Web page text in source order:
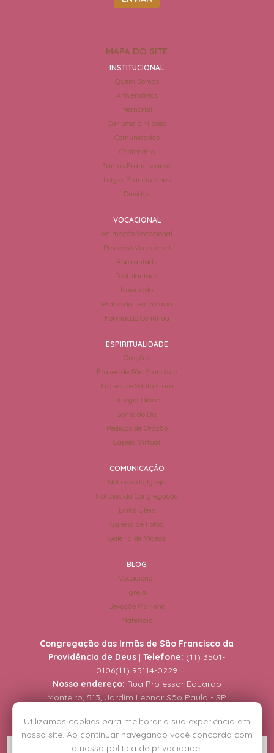
Utilizamos cookies para melhorar a sua experiência em
nosso site. Ao continuar navegando você concorda com
a nossa política de privacidade.
MAPA DO SITE
INSTITUCIONAL
Quem Somos
Aniversários
Memorial
Carisma e Missão
Comunidades
Centenário
Santos Franciscanos
Leigos Franciscanos
Dúvidas
VOCACIONAL
Animação Vocacional
Processo Vocacional
Aspirantado
Postulantado
Noviciado
Profissão Temporária
Formação Contínua
ESPIRITUALIDADE
Orações
Frases de São Francisco
Frases de Santa Clara
Liturgia Diária
Santo do Dia
Pedidos de Oração
Capela Virtual
COMUNICAÇÃO
Notícias da Igreja
Notícias da Congregação
Links Úteis
Galeria de Fotos
Galeria de Vídeos
BLOG
Vocacional
Igreja
Devoção Mariana
Materiais
Congregação das Irmãs de São Francisco da
Providência de Deus |Telefone: (11) 3501-
0106(11) 95114-0229
Nosso endereço: Rua Professor Eduardo
Monteiro, 513, Jardim Leonor São Paulo - SP